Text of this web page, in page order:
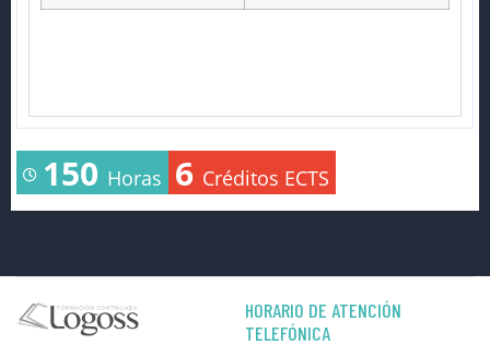
150 Horas 6 Créditos ECTS
HORARIO DE ATENCIÓN
TELEFÓNICA